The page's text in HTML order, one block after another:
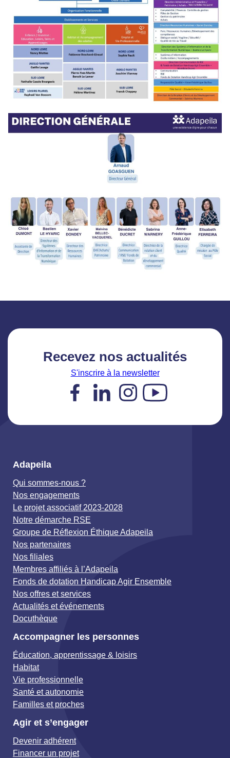
Recevez nos actualités
S'inscrire à la newsletter
Facebook
LinkedIn
Instagram
YouTube
Adapeila
Qui sommes-nous ?
Nos engagements
Le projet associatif 2023-2028
Notre démarche RSE
Groupe de Réflexion Éthique Adapeila
Nos partenaires
Nos filiales
Membres affiliés à l’Adapeila
Fonds de dotation Handicap Agir Ensemble
Nos offres et services
Actualités et événements
Docuthèque
Accompagner les personnes
Éducation, apprentissage & loisirs
Habitat
Vie professionnelle
Santé et autonomie
Familles et proches
Agir et s’engager
Devenir adhérent
Financer un projet